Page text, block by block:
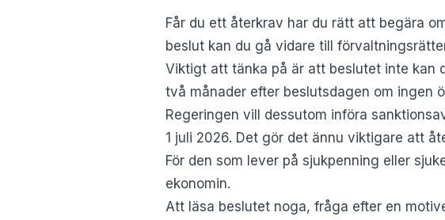
Får du ett återkrav har du rätt att begära
beslut kan du gå vidare till
Viktigt att tänka på är att beslutet inte kan
två månader efter beslutsdagen om ingen
Regeringen vill dessutom införa
1 juli 2026. Det gör det ännu viktigare att
För den som lever på sjukpenning eller
ekonomin.
Att läsa beslutet noga, fråga efter en